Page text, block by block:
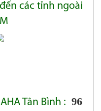
các tỉnh ngoài
Bình : 96